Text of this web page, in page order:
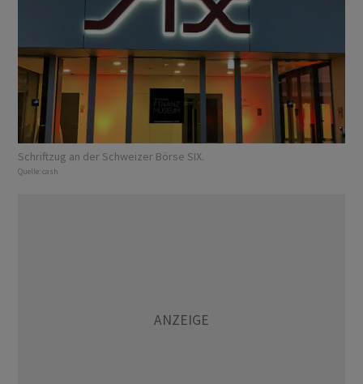
Schriftzug an der Schweizer Börse SIX.
Quelle: cash